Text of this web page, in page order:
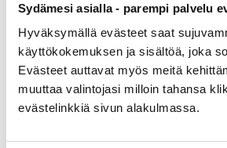
Sydämesi asialla - parempi palvelu
Hyväksymällä evästeet saat
käyttökokemuksen ja sisältöä, joka
Evästeet auttavat myös meitä
muuttaa valintojasi milloin tahansa
evästelinkkiä sivun alakulmassa.
Tietoa